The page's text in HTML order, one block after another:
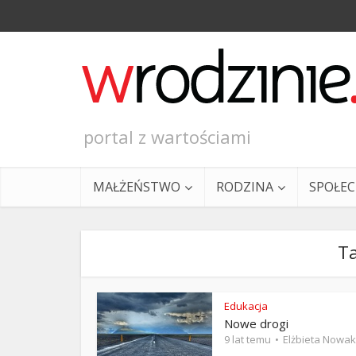
portal z wartościami
MAŁŻEŃSTWO RODZINA
Edukacja
Nowe drogi
9 lat temu Elżbieta Nowak